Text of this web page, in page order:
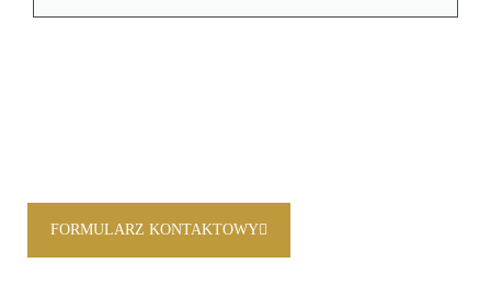
FORMULARZ KONTAKTOWY